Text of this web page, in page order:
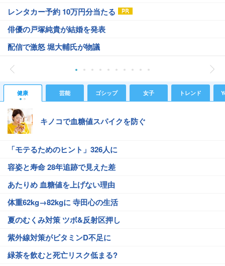
レンタカー予約 10万円分当たる
俳優の戸塚純貴が結婚を発表
配信で激怒 堀大輔氏が物議
健康 芸能 ゴシップ 女子 トレンド
キノコで血糖値スパイクを防ぐ
「モテるためのヒント」326人に
容姿と寿命 28年追跡で見えた差
あたりめ 血糖値を上げない理由
体重62kg→82kgに 寺田心の生活
夏のむくみ対策 ツボ&反射区押し
紫外線対策がビタミンD不足に
緑茶を飲むと死亡リスク低まる?